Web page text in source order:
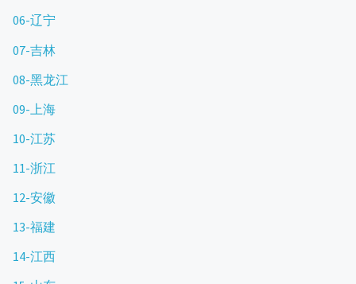
06-辽宁
07-吉林
08-黑龙江
09-上海
10-江苏
11-浙江
12-安徽
13-福建
14-江西